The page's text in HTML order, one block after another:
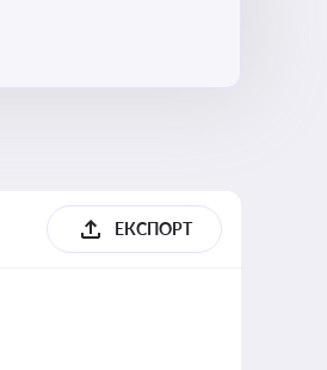
ЕКСПОРТ